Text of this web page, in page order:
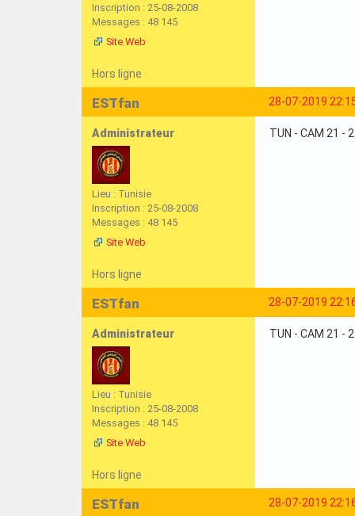
Inscription : 25-08-2008
Messages : 48 145
Site Web
Hors ligne
28-07-2019
ESTfan
Administrateur
Lieu : Tunisie
Inscription : 25-08-2008
Messages : 48 145
Site Web
TUN - CAM 21 -
Hors ligne
28-07-2019
ESTfan
Administrateur
Lieu : Tunisie
Inscription : 25-08-2008
Messages : 48 145
Site Web
TUN - CAM 21 -
Hors ligne
28-07-2019
ESTfan